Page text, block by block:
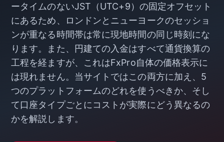
ータイムのないJST（UTC+9）の固定オフセット
にあるため、ロンドンとニューヨークのセッショ
ンが重なる時間帯は常に現地時間の同じ時刻にな
ります。また、円建ての入金はすべて通貨換算の
工程を経ますが、これはFxPro自体の価格表示に
は現れません。当サイトではこの両方に加え、5
つのプラットフォームのどれを使うべきか、そし
て口座タイプごとにコストが実際にどう異なるの
かを解説します。